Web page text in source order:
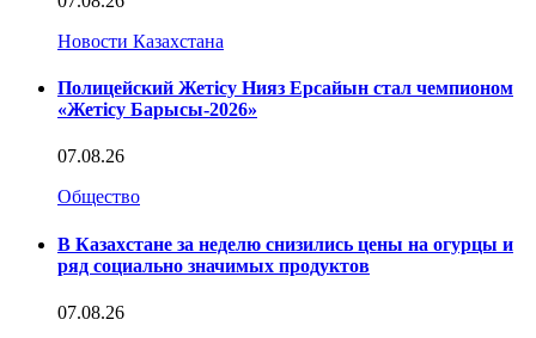
Новости Казахстана
Полицейский Жетісу Нияз Ерсайын стал чемпионом
«Жетісу Барысы-2026»
07.08.26
Общество
В Казахстане за неделю снизились цены на огурцы и
ряд социально значимых продуктов
07.08.26